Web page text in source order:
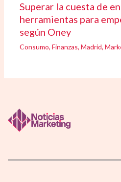
Superar la cuesta de
herramientas para
según Oney
Consumo,Finanzas,Madrid,